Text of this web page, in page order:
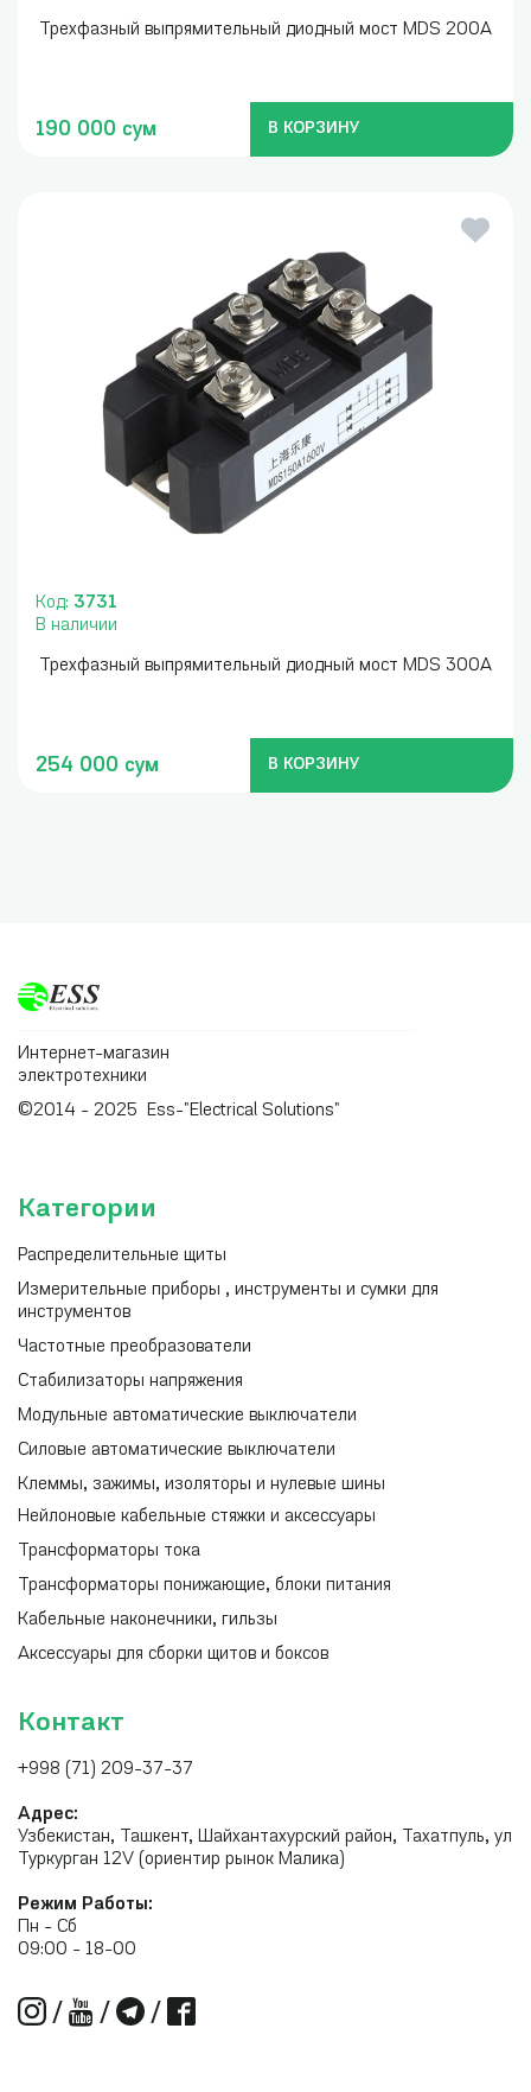
Трехфазный выпрямительный диодный мост MDS 200A
190 000 сум В КОРЗИНУ
Код: 3731
В наличии
Трехфазный выпрямительный диодный мост MDS 300A
254 000 сум В КОРЗИНУ
Интернет-магазин
электротехники
©2014 - 2025 Ess-"Electrical Solutions"
Категории
Распределительные щиты
Измерительные приборы , инструменты и сумки для
инструментов
Частотные преобразователи
Стабилизаторы напряжения
Модульные автоматические выключатели
Силовые автоматические выключатели
Клеммы, зажимы, изоляторы и нулевые шины
Нейлоновые кабельные стяжки и аксессуары
Трансформаторы тока
Трансформаторы понижающие, блоки питания
Кабельные наконечники, гильзы
Аксессуары для сборки щитов и боксов
Контакт
+998 (71) 209-37-37
Адрес:
Узбекистан, Ташкент, Шайхантахурский район, Тахатпуль, ул
Туркурган 12V (ориентир рынок Малика)
Режим Работы:
Пн - Сб
09:00 - 18-00
/ / /